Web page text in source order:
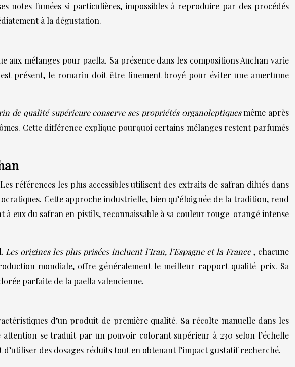
notes fumées si particulières, impossibles à reproduire par des procédés
à la dégustation.
mélanges pour paella. Sa présence dans les compositions Auchan varie
est présent, le romarin doit être finement broyé pour éviter une amertume
de qualité supérieure conserve ses propriétés organoleptiquesmême après
Cette différence explique pourquoi certains mélanges restent parfumés
références les plus accessibles utilisent des extraits de safran dilués dans
Cette approche industrielle, bien qu’éloignée de la tradition, rend
eux du safran en pistils, reconnaissable à sa couleur rouge-orangé intense
Les origines les plus prisées incluent l’Iran, l’Espagne et la France, chacune
mondiale, offre généralement le meilleur rapport qualité-prix. Sa
parfaite de la paella valencienne.
d’un produit de première qualité. Sa récolte manuelle dans les
se traduit par un pouvoir colorant supérieur à 230 selon l’échelle
des dosages réduits tout en obtenant l’impact gustatif recherché.